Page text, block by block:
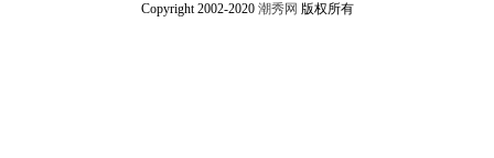
Copyright 2002-2020 潮秀网 版权所有